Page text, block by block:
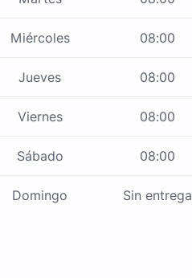
Miércoles 08:00
Jueves 08:00
Viernes 08:00
Sábado 08:00
Domingo Sin entrega